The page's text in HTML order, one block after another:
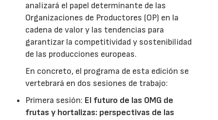
analizará el papel determinante de las
Organizaciones de Productores (OP) en la
cadena de valor y las tendencias para
garantizar la competitividad y sostenibilidad
de las producciones europeas.
En concreto, el programa de esta edición se
vertebrará en dos sesiones de trabajo:
Primera sesión: El futuro de las OMG de
frutas y hortalizas: perspectivas de las